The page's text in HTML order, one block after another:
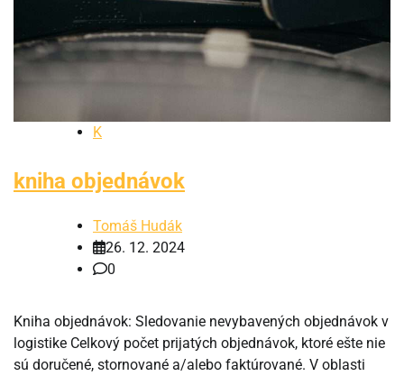
K
kniha objednávok
Tomáš Hudák
26. 12. 2024
0
Kniha objednávok: Sledovanie nevybavených objednávok v
logistike Celkový počet prijatých objednávok, ktoré ešte nie
sú doručené, stornované a/alebo faktúrované. V oblasti